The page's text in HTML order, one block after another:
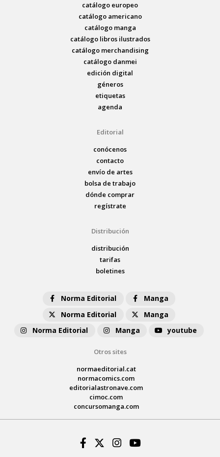
catálogo europeo
catálogo americano
catálogo manga
catálogo libros ilustrados
catálogo merchandising
catálogo danmei
edición digital
géneros
etiquetas
agenda
Editorial
conócenos
contacto
envío de artes
bolsa de trabajo
dónde comprar
regístrate
Distribución
distribución
tarifas
boletines
Norma Editorial
Manga
Norma Editorial
Manga
Norma Editorial
Manga youtube
Otros sites
normaeditorial.cat
normacomics.com
editorialastronave.com
cimoc.com
concursomanga.com
Facebook
Twitter
Instagram
Youtube